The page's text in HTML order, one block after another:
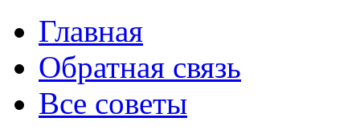
Главная
Обратная связь
Все советы